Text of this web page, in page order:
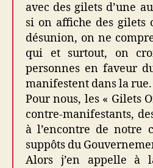
avec des gilets d’une
si on affiche des gilets
désunion, on ne
qui et surtout, on
personnes en faveur
manifestent dans la rue.
Pour nous, les « Gilets
contre-manifestants,
à l’encontre de notre
suppôts du
Alors j’en appelle à